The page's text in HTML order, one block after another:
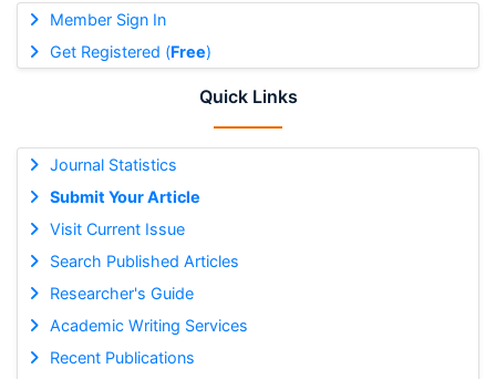
Member Sign In
Get Registered (Free)
Quick Links
Journal Statistics
Submit Your Article
Visit Current Issue
Search Published Articles
Researcher's Guide
Academic Writing Services
Recent Publications